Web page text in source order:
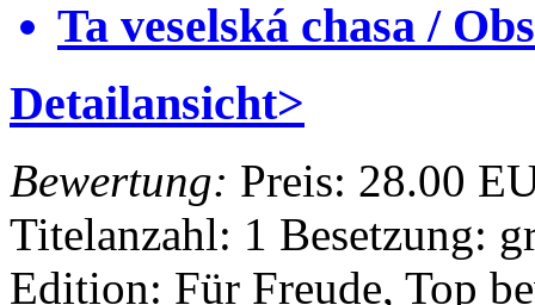
Ta veselská chasa /
Detailansicht>
Bewertung: Preis: 28.00
Titelanzahl: 1 Besetzung:
Edition: Für Freude, Top